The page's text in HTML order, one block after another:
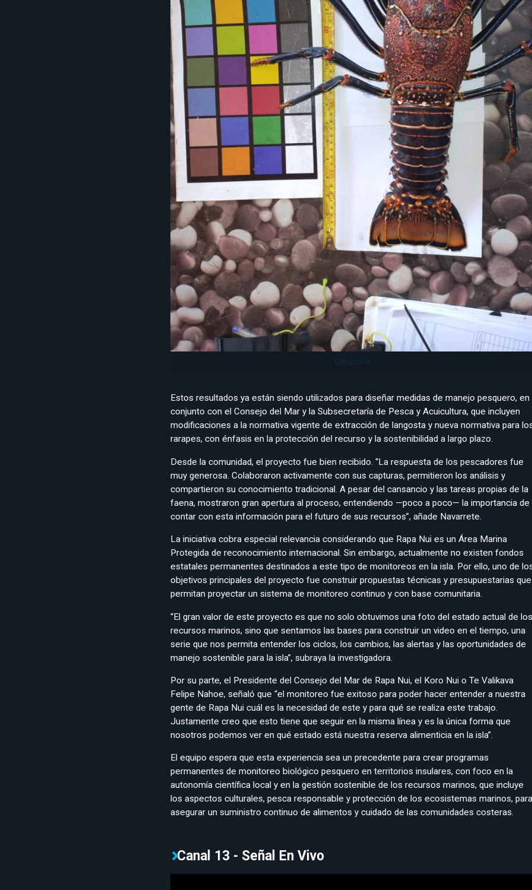
Langosta
Estos resultados ya están siendo utilizados para diseñar medidas de manejo pesquero, en
conjunto con el Consejo del Mar y la Subsecretaría de Pesca y Acuicultura, que incluyen
modificaciones a la normativa vigente de extracción de langosta y nueva normativa para
rarapes, con énfasis en la protección del recurso y la sostenibilidad a largo plazo.
Desde la comunidad, el proyecto fue bien recibido. “La respuesta de los pescadores fue
muy generosa. Colaboraron activamente con sus capturas, permitieron los análisis y
compartieron su conocimiento tradicional. A pesar del cansancio y las tareas propias de la
faena, mostraron gran apertura al proceso, entendiendo —poco a poco— la importancia de
contar con esta información para el futuro de sus recursos”, añade Navarrete.
La iniciativa cobra especial relevancia considerando que Rapa Nui es un Área Marina
Protegida de reconocimiento internacional. Sin embargo, actualmente no existen fondos
estatales permanentes destinados a este tipo de monitoreos en la isla. Por ello, uno de
objetivos principales del proyecto fue construir propuestas técnicas y presupuestarias que
permitan proyectar un sistema de monitoreo continuo y con base comunitaria.
“El gran valor de este proyecto es que no solo obtuvimos una foto del estado actual de los
recursos marinos, sino que sentamos las bases para construir un video en el tiempo, una
serie que nos permita entender los ciclos, los cambios, las alertas y las oportunidades de
manejo sostenible para la isla”, subraya la investigadora.
Por su parte, el Presidente del Consejo del Mar de Rapa Nui, el Koro Nui o Te Valikava
Felipe Nahoe, señaló que “el monitoreo fue exitoso para poder hacer entender a nuestra
gente de Rapa Nui cuál es la necesidad de este y para qué se realiza este trabajo.
Justamente creo que esto tiene que seguir en la misma línea y es la única forma que
nosotros podemos ver en qué estado está nuestra reserva alimenticia en la isla”.
El equipo espera que esta experiencia sea un precedente para crear programas
permanentes de monitoreo biológico pesquero en territorios insulares, con foco en la
autonomía científica local y en la gestión sostenible de los recursos marinos, que incluye
los aspectos culturales, pesca responsable y protección de los ecosistemas marinos, para
asegurar un suministro continuo de alimentos y cuidado de las comunidades costeras.
Canal 13 - Señal En Vivo